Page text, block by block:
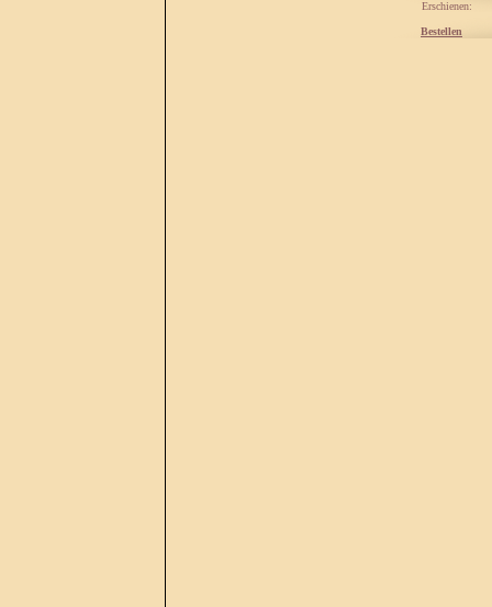
Erschienen:
Bestellen